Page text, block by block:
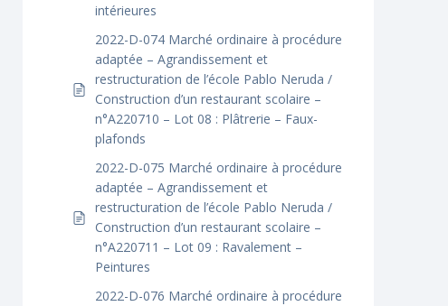
intérieures
2022-D-074 Marché ordinaire à procédure
adaptée – Agrandissement et
restructuration de l’école Pablo Neruda /
Construction d’un restaurant scolaire –
n°A220710 – Lot 08 : Plâtrerie – Faux-
plafonds
2022-D-075 Marché ordinaire à procédure
adaptée – Agrandissement et
restructuration de l’école Pablo Neruda /
Construction d’un restaurant scolaire –
n°A220711 – Lot 09 : Ravalement –
Peintures
2022-D-076 Marché ordinaire à procédure